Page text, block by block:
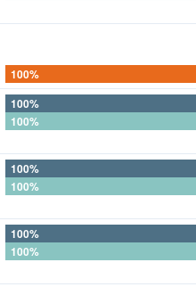
100%
100%
100%
100%
100%
100%
100%